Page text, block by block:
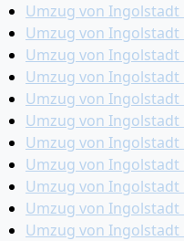
Umzug von Ingolstadt
Umzug von Ingolstadt
Umzug von
Umzug von
Umzug von
Umzug von Ingolstadt
Umzug von
Umzug von Ingolstadt
Umzug von Ingolstadt
Umzug von
Umzug von